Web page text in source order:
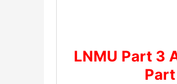
LNMU Part 3